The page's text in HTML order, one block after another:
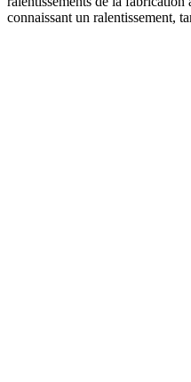
connaissant un ralentissement,